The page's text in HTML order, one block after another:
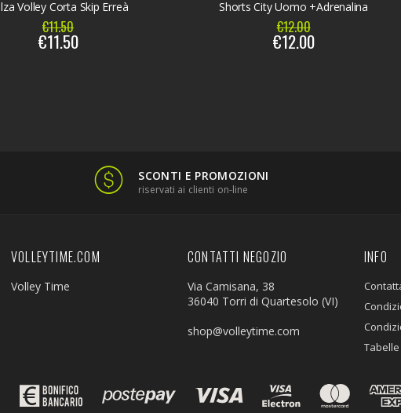
Volley Corta Skip Erreà
€11.50
€11.50
Shorts City Uomo +Adrenalina
€12.00
€12.00
SCONTI E PROMOZIONI
riservati ai clienti on-line
VOLLEYTIME.COM
Volley Time
CONTATTI NEGOZIO
Via Camisana, 38
36040 Torri di Quartesolo (VI)
shop@volleytime.com
INFO